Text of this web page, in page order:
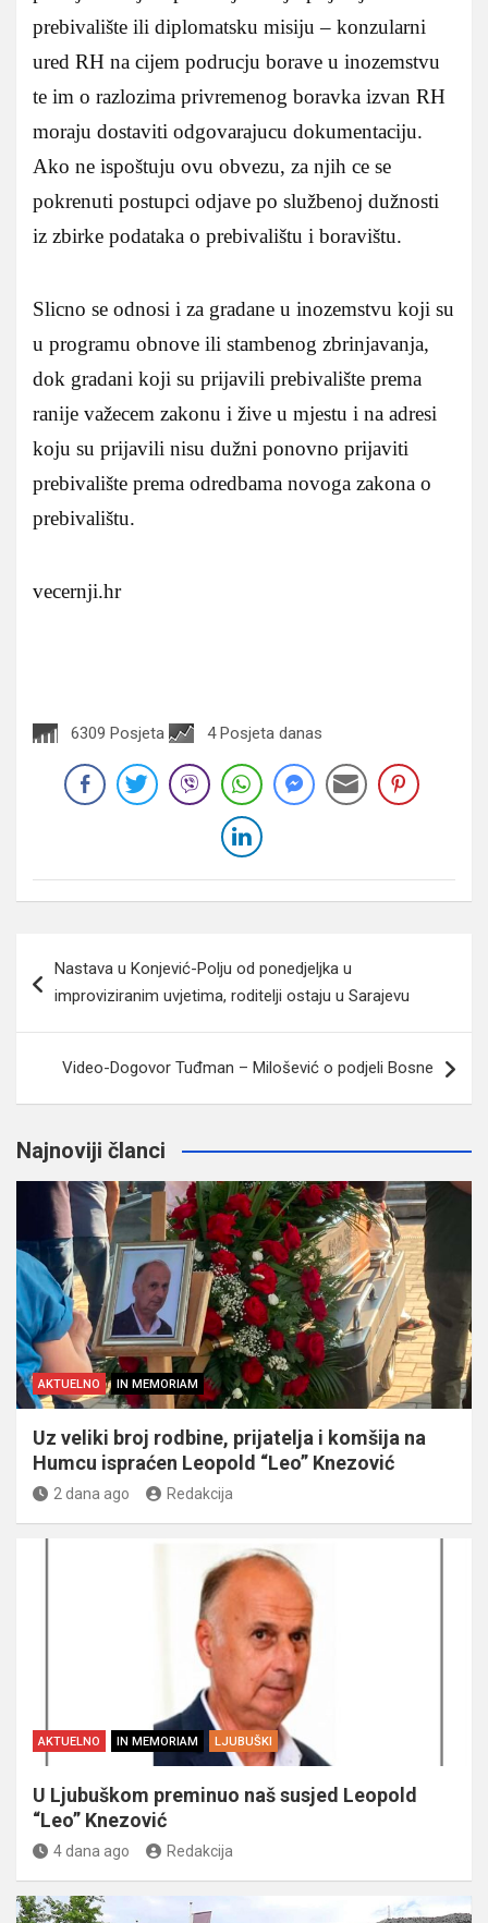
prebivalište ili diplomatsku misiju – konzularni
ured RH na cijem podrucju borave u inozemstvu
te im o razlozima privremenog boravka izvan RH
moraju dostaviti odgovarajucu dokumentaciju.
Ako ne ispoštuju ovu obvezu, za njih ce se
pokrenuti postupci odjave po službenoj dužnosti
iz zbirke podataka o prebivalištu i boravištu.
Slicno se odnosi i za gradane u inozemstvu koji su
u programu obnove ili stambenog zbrinjavanja,
dok gradani koji su prijavili prebivalište prema
ranije važecem zakonu i žive u mjestu i na adresi
koju su prijavili nisu dužni ponovno prijaviti
prebivalište prema odredbama novoga zakona o
prebivalištu.
vecernji.hr
6309 Posjeta 4 Posjeta danas
članaka
Nastava u Konjević-Polju od ponedjeljka u
improviziranim uvjetima, roditelji ostaju u Sarajevu
Video-Dogovor Tuđman – Milošević o podjeli Bosne
Najnoviji članci
AKTUELNO IN MEMORIAM
Uz veliki broj rodbine, prijatelja i komšija na
Humcu ispraćen Leopold “Leo” Knezović
2 dana ago Redakcija
AKTUELNO IN MEMORIAM LJUBUŠKI
U Ljubuškom preminuo naš susjed Leopold
“Leo” Knezović
4 dana ago Redakcija